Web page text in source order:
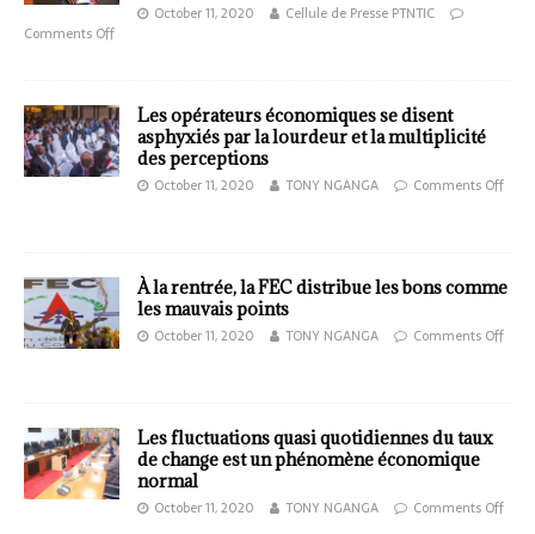
October 11, 2020
Cellule de Presse PTNTIC
Comments Off
Les opérateurs économiques se disent
asphyxiés par la lourdeur et la multiplicité
des perceptions
October 11, 2020 TONY NGANGA Comments Off
À la rentrée, la FEC distribue les bons comme
les mauvais points
October 11, 2020 TONY NGANGA Comments Off
Les fluctuations quasi quotidiennes du taux
de change est un phénomène économique
normal
October 11, 2020 TONY NGANGA Comments Off